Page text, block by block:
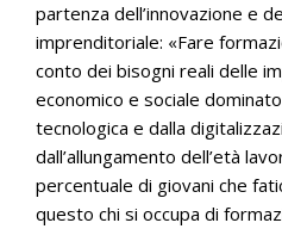
partenza dell’innovazione e
imprenditoriale: «Fare
conto dei bisogni reali delle
economico e sociale
tecnologica e dalla
dall’allungamento dell’età
percentuale di giovani che
questo chi si occupa di